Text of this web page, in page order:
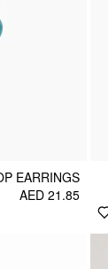
EARRINGS
AED 21.85